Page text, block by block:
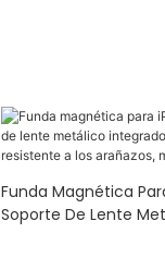
Funda Magnética
Soporte De Lente